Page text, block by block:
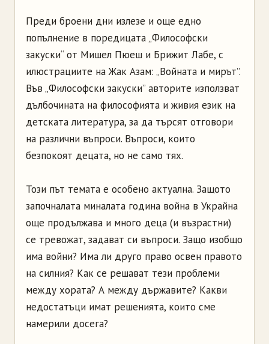
Преди броени дни излезе и още едно
попълнение в поредицата „Философски
закуски“ от Мишел Пюеш и Брижит Лабе, с
илюстрациите на Жак Азам: „Войната и мирът”.
Във „Философски закуски” авторите използват
дълбочината на философията и живия език на
детската литература, за да търсят отговори
на различни въпроси. Въпроси, които
безпокоят децата, но не само тях.
Този път темата е особено актуална. Защото
започналата миналата година война в Украйна
още продължава и много деца (и възрастни)
се тревожат, задават си въпроси. Защо изобщо
има войни? Има ли друго право освен правото
на силния? Как се решават тези проблеми
между хората? А между държавите? Какви
недостатъци имат решенията, които сме
намерили досега?